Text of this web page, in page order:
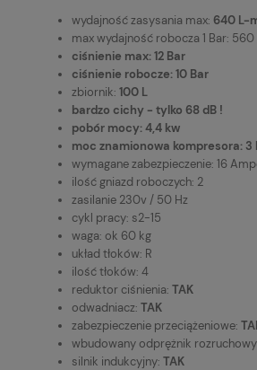
wydajność zasysania max: 640 L-
max wydajność robocza 1 Bar:
ciśnienie max: 12 Bar
ciśnienie robocze: 10 Bar
zbiornik: 100 L
bardzo cichy - tylko 68 dB !
pobór mocy: 4,4 kw
moc znamionowa kompresora: 3
wymagane zabezpieczenie: 16
ilość gniazd roboczych: 2
zasilanie 230v / 50 Hz
cykl pracy: s2-15
waga: ok 60 kg
układ tłoków: R
ilość tłoków: 4
reduktor ciśnienia: TAK
odwadniacz: TAK
zabezpieczenie przeciążeniowe:
wbudowany odprężnik
silnik indukcyjny: TAK